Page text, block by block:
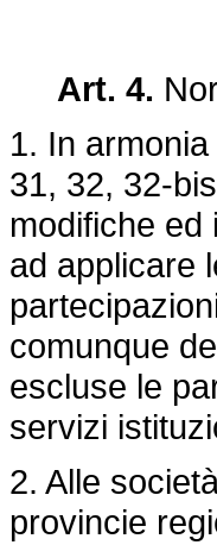
Art. 4.
1. In
31, 32, 32-
modifiche ed
ad applicare
comunque
escluse le
servizi
2. Alle
provincie